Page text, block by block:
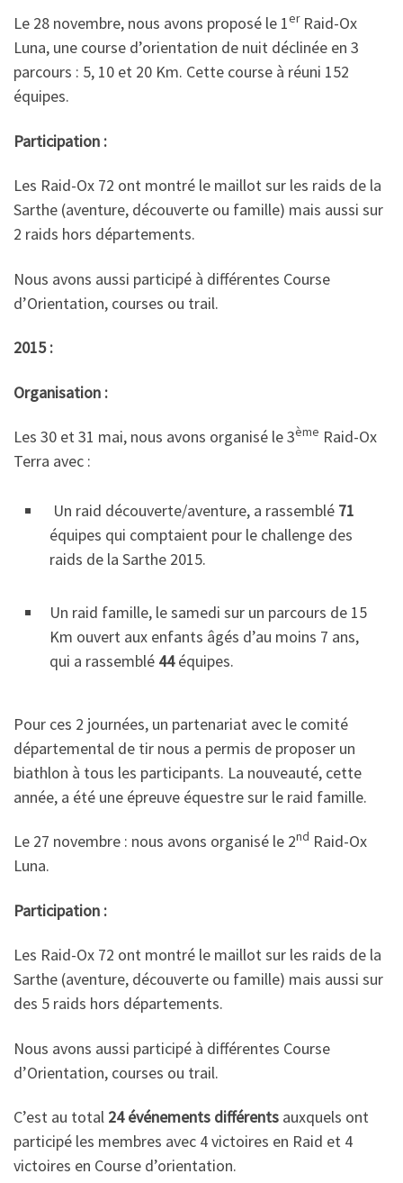
Le 28 novembre, nous avons proposé le 1erRaid-Ox
Luna, une course d’orientation de nuit déclinée en 3
parcours : 5, 10 et 20 Km. Cette course à réuni 152
équipes.
Participation :
Les Raid-Ox 72 ont montré le maillot sur les raids de la
Sarthe (aventure, découverte ou famille) mais aussi sur
2 raids hors départements.
Nous avons aussi participé à différentes Course
d’Orientation, courses ou trail.
2015 :
Organisation :
Les 30 et 31 mai, nous avons organisé le 3ème Raid-Ox
Terra avec :
Un raid découverte/aventure, a rassemblé 71
équipes qui comptaient pour le challenge des
raids de la Sarthe 2015.
Un raid famille, le samedi sur un parcours de 15
Km ouvert aux enfants âgés d’au moins 7 ans,
qui a rassemblé 44équipes.
Pour ces 2 journées, un partenariat avec le comité
départemental de tir nous a permis de proposer un
biathlon à tous les participants. La nouveauté, cette
année, a été une épreuve équestre sur le raid famille.
Le 27 novembre : nous avons organisé le 2nd Raid-Ox
Luna.
Participation :
Les Raid-Ox 72 ont montré le maillot sur les raids de la
Sarthe (aventure, découverte ou famille) mais aussi sur
des 5 raids hors départements.
Nous avons aussi participé à différentes Course
d’Orientation, courses ou trail.
C’est au total 24 événements différents auxquels ont
participé les membres avec 4 victoires en Raid et 4
victoires en Course d’orientation.